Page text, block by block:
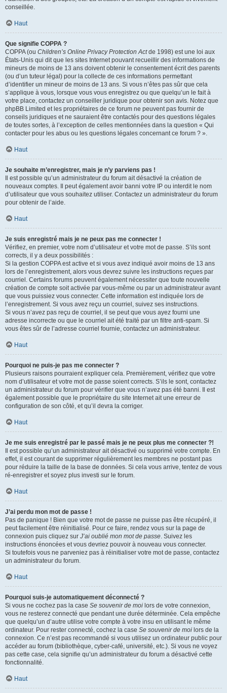
conseillée.
Haut
Que signifie COPPA ?
COPPA (ou Children’s Online Privacy Protection Actde 1998) est une loi aux
États-Unis qui dit que les sites Internet pouvant recueillir des informations de
mineurs de moins de 13 ans doivent obtenir le consentement écrit des parents
(ou d’un tuteur légal) pour la collecte de ces informations permettant
d’identifier un mineur de moins de 13 ans. Si vous n’êtes pas sûr que cela
s’applique à vous, lorsque vous vous enregistrez ou que quelqu’un le fait à
votre place, contactez un conseiller juridique pour obtenir son avis. Notez que
phpBB Limited et les propriétaires de ce forum ne peuvent pas fournir de
conseils juridiques et ne sauraient être contactés pour des questions légales
de toutes sortes, à l’exception de celles mentionnées dans la question « Qui
contacter pour les abus ou les questions légales concernant ce forum ? ».
Haut
Je souhaite m’enregistrer, mais je n’y parviens pas !
Il est possible qu’un administrateur du forum ait désactivé la création de
nouveaux comptes. Il peut également avoir banni votre IP ou interdit le nom
d’utilisateur que vous souhaitez utiliser. Contactez un administrateur du forum
pour obtenir de l’aide.
Haut
Je suis enregistré mais je ne peux pas me connecter !
Vérifiez, en premier, votre nom d’utilisateur et votre mot de passe. S’ils sont
corrects, il y a deux possibilités :
Si la gestion COPPA est active et si vous avez indiqué avoir moins de 13 ans
lors de l’enregistrement, alors vous devrez suivre les instructions reçues par
courriel. Certains forums peuvent également nécessiter que toute nouvelle
création de compte soit activée par vous-même ou par un administrateur avant
que vous puissiez vous connecter. Cette information est indiquée lors de
l’enregistrement. Si vous avez reçu un courriel, suivez ses instructions.
Si vous n’avez pas reçu de courriel, il se peut que vous ayez fourni une
adresse incorrecte ou que le courriel ait été traité par un filtre anti-spam. Si
vous êtes sûr de l’adresse courriel fournie, contactez un administrateur.
Haut
Pourquoi ne puis-je pas me connecter ?
Plusieurs raisons pourraient expliquer cela. Premièrement, vérifiez que votre
nom d’utilisateur et votre mot de passe soient corrects. S’ils le sont, contactez
un administrateur du forum pour vérifier que vous n’avez pas été banni. Il est
également possible que le propriétaire du site Internet ait une erreur de
configuration de son côté, et qu’il devra la corriger.
Haut
Je me suis enregistré par le passé mais je ne peux plus me connecter ?!
Il est possible qu’un administrateur ait désactivé ou supprimé votre compte. En
effet, il est courant de supprimer régulièrement les membres ne postant pas
pour réduire la taille de la base de données. Si cela vous arrive, tentez de vous
ré-enregistrer et soyez plus investi sur le forum.
Haut
J’ai perdu mon mot de passe !
Pas de panique ! Bien que votre mot de passe ne puisse pas être récupéré, il
peut facilement être réinitialisé. Pour ce faire, rendez vous sur la page de
connexion puis cliquez sur J’ai oublié mon mot de passe. Suivez les
instructions énoncées et vous devriez pouvoir à nouveau vous connecter.
Si toutefois vous ne parveniez pas à réinitialiser votre mot de passe, contactez
un administrateur du forum.
Haut
Pourquoi suis-je automatiquement déconnecté ?
Si vous ne cochez pas la case Se souvenir de moi lors de votre connexion,
vous ne resterez connecté que pendant une durée déterminée. Cela empêche
que quelqu’un d’autre utilise votre compte à votre insu en utilisant le même
ordinateur. Pour rester connecté, cochez la case Se souvenir de moi lors de la
connexion. Ce n’est pas recommandé si vous utilisez un ordinateur public pour
accéder au forum (bibliothèque, cyber-café, université, etc.). Si vous ne voyez
pas cette case, cela signifie qu’un administrateur du forum a désactivé cette
fonctionnalité.
Haut